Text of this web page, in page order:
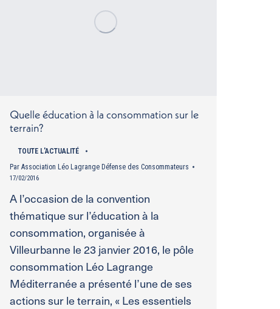
Quelle éducation à la consommation sur le
terrain?
TOUTE L'ACTUALITÉ
Par Association Léo Lagrange Défense des Consommateurs
17/02/2016
A l’occasion de la convention
thématique sur l’éducation à la
consommation, organisée à
Villeurbanne le 23 janvier 2016, le pôle
consommation Léo Lagrange
Méditerranée a présenté l’une de ses
actions sur le terrain, « Les essentiels